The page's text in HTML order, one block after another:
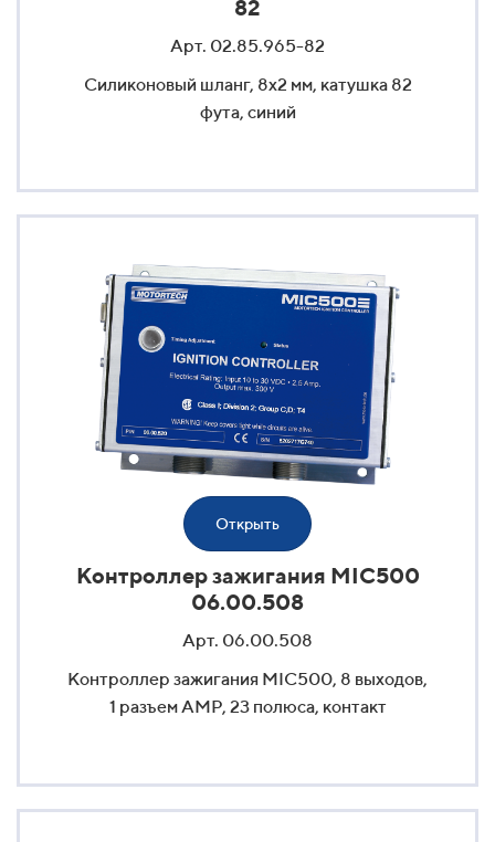
82
Арт. 02.85.965-82
Силиконовый шланг, 8x2 мм, катушка 82
фута, синий
Открыть
Контроллер зажигания MIC500
06.00.508
Арт. 06.00.508
Контроллер зажигания MIC500, 8 выходов,
1 разъем AMP, 23 полюса, контакт